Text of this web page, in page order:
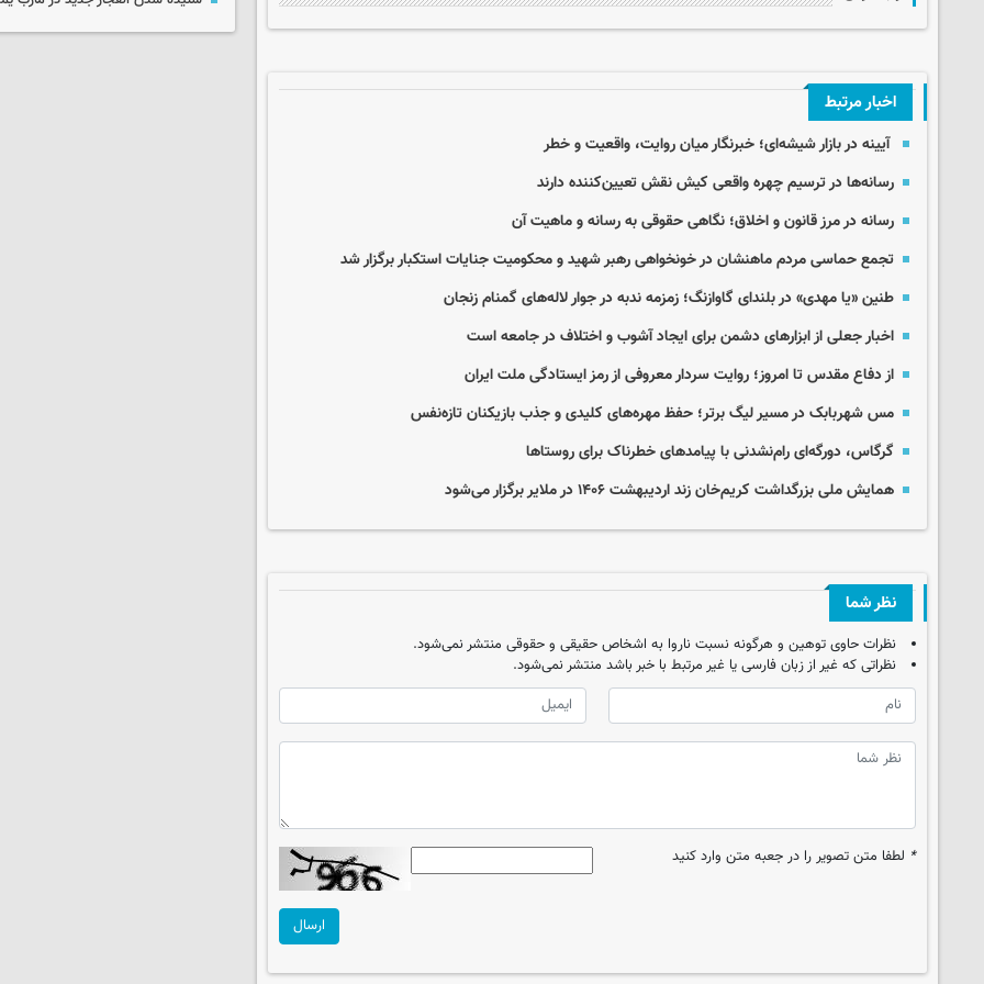
اخبار مرتبط
آیینه در بازار شیشه‌ای؛ خبرنگار میان روایت، واقعیت و خطر
رسانه‌ها در ترسیم چهره واقعی کیش نقش تعیین‌کننده دارند
رسانه در مرز قانون و اخلاق؛ نگاهی حقوقی به رسانه و ماهیت آن
تجمع حماسی مردم ماهنشان در خونخواهی رهبر شهید و محکومیت جنایات استکبار برگزار شد
طنین «یا مهدی» در بلندای گاوازنگ؛ زمزمه ندبه در جوار لاله‌های گمنام زنجان
اخبار جعلی از ابزارهای دشمن برای ایجاد آشوب و اختلاف در جامعه است
از دفاع مقدس تا امروز؛ روایت سردار معروفی از رمز ایستادگی ملت ایران
مس شهربابک در مسیر لیگ برتر؛ حفظ مهره‌های کلیدی و جذب بازیکنان تازه‌نفس
گرگاس، دورگه‌ای رام‌نشدنی با پیامدهای خطرناک برای روستاها
همایش ملی بزرگداشت کریم‌خان زند اردیبهشت ۱۴۰۶ در ملایر برگزار می‌شود
نظر شما
نظرات حاوی توهین و هرگونه نسبت ناروا به اشخاص حقیقی و حقوقی منتشر نمی‌شود.
نظراتی که غیر از زبان فارسی یا غیر مرتبط با خبر باشد منتشر نمی‌شود.
* لطفا متن تصویر را در جعبه متن وارد کنید
ارسال